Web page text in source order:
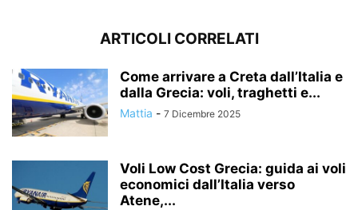
ARTICOLI CORRELATI
Come arrivare a Creta dall’Italia e
dalla Grecia: voli, traghetti e...
Mattia - 7 Dicembre 2025
Voli Low Cost Grecia: guida ai voli
economici dall’Italia verso
Atene,...